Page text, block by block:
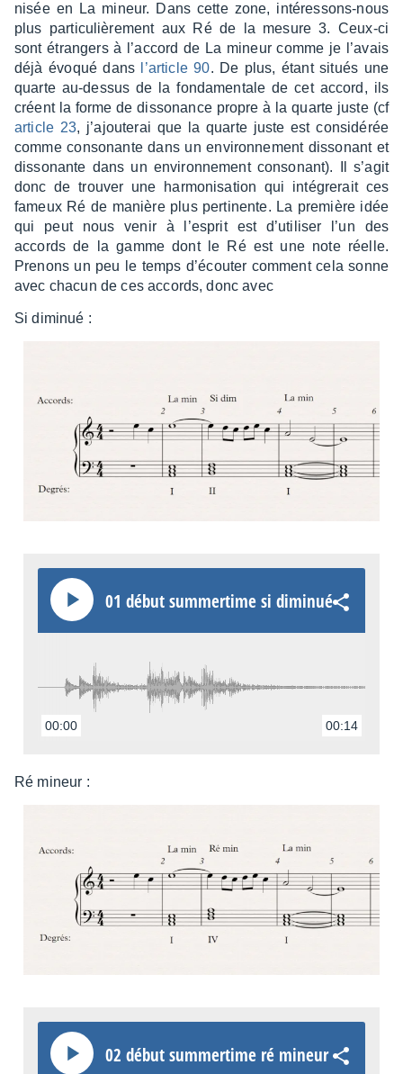
ni­sée en La mineur. Dans cette zone, inté­res­sons-nous
plus parti­cu­liè­re­ment aux Ré de la mesure 3. Ceux-ci
sont étran­gers à l’ac­cord de La mineur comme je l’avais
déjà évoqué dans
l’ar­ticle 90. De plus, étant situés une
quarte au-dessus de la fonda­men­tale de cet accord, ils
créent la forme de disso­nance propre à la quarte juste (cf
article 23, j’ajou­te­rai que la quarte juste est consi­dé­rée
comme conso­nante dans un envi­ron­ne­ment disso­nant et
disso­nante dans un envi­ron­ne­ment conso­nant). Il s’agit
donc de trou­ver une harmo­ni­sa­tion qui inté­gre­rait ces
fameux Ré de manière plus perti­nente. La première idée
qui peut nous venir à l’es­prit est d’uti­li­ser l’un des
accords de la gamme dont le Ré est une note réelle.
Prenons un peu le temps d’écou­ter comment cela sonne
avec chacun de ces accords, donc avec
Si dimi­nué :
01 début summer­time si dimi­nué
00:00 00:14
Ré mineur :
02 début summer­time ré mineur